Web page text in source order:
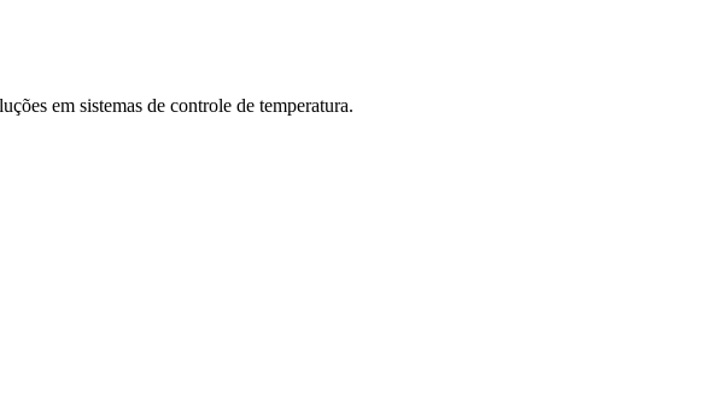
em sistemas de controle de temperatura.